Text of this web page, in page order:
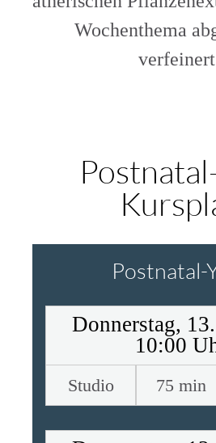
Wochenthema
Postnatal-
Donnerstag,
10:00
Studio 75 min